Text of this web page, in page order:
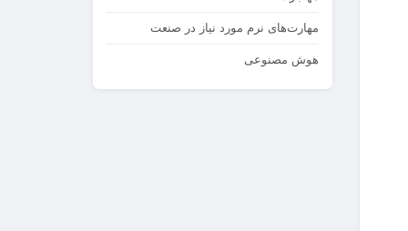
مهارت‌های نرم مورد نیاز در صنعت
هوش مصنوعی